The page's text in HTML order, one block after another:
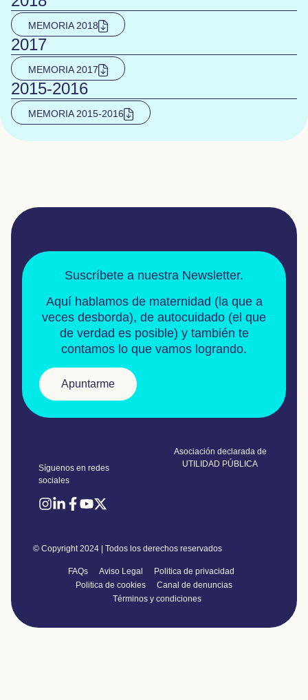
MEMORIA 2018
2017
MEMORIA 2017
2015-2016
MEMORIA 2015-2016
Suscríbete a nuestra Newsletter.
Aquí hablamos de maternidad (la que a
veces desborda), de autocuidado (el que
de verdad es posible) y también te
contamos lo que vamos logrando.
Apuntarme
Síguenos en redes
sociales
Asociación declarada de
UTILIDAD PÚBLICA
© Copyright 2024 | Todos los derechos reservados
FAQs Aviso Legal
Politica de privacidad
Politica de cookies
Canal de denuncias
Términos y condiciones